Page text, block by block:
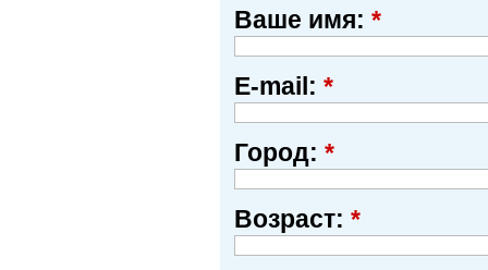
Ваше имя: *
E-mail: *
Город: *
Возраст: *